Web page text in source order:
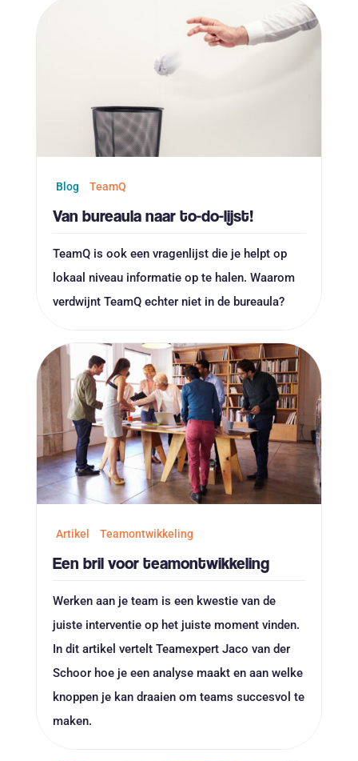
Blog TeamQ
Van bureaula naar to-do-lijst!
TeamQ is ook een vragenlijst die je helpt op
lokaal niveau informatie op te halen. Waarom
verdwijnt TeamQ echter niet in de bureaula?
Artikel Teamontwikkeling
Een bril voor teamontwikkeling
Werken aan je team is een kwestie van de
juiste interventie op het juiste moment vinden.
In dit artikel vertelt Teamexpert Jaco van der
Schoor hoe je een analyse maakt en aan welke
knoppen je kan draaien om teams succesvol te
maken.